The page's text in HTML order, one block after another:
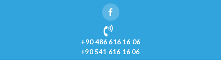
+90 486 616 16 06
+90 541 616 16 06